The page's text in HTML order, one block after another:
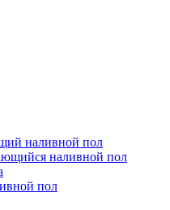
наливной пол
наливной пол
пол